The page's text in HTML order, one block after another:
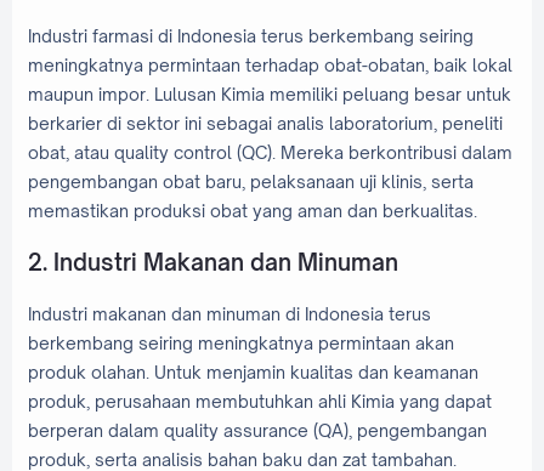
Industri farmasi di Indonesia terus berkembang seiring
meningkatnya permintaan terhadap obat-obatan, baik lokal
maupun impor. Lulusan Kimia memiliki peluang besar untuk
berkarier di sektor ini sebagai analis laboratorium, peneliti
obat, atau quality control (QC). Mereka berkontribusi dalam
pengembangan obat baru, pelaksanaan uji klinis, serta
memastikan produksi obat yang aman dan berkualitas.
2. Industri Makanan dan Minuman
Industri makanan dan minuman di Indonesia terus
berkembang seiring meningkatnya permintaan akan
produk olahan. Untuk menjamin kualitas dan keamanan
produk, perusahaan membutuhkan ahli Kimia yang dapat
berperan dalam quality assurance (QA), pengembangan
produk, serta analisis bahan baku dan zat tambahan.